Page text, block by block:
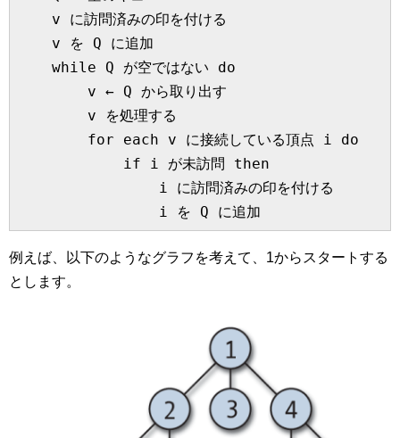
    v に訪問済みの印を付ける
    v を Q に追加
    while Q が空ではない do
        v ← Q から取り出す
        v を処理する
        for each v に接続している頂点 i do
            if i が未訪問 then
                i に訪問済みの印を付ける
例えば、以下のようなグラフを考えて、1からスタートする
とします。